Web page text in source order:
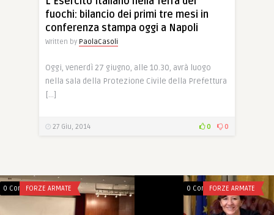
fuochi: bilancio dei primi tre mesi in
conferenza stampa oggi a Napoli
Written by PaolaCasoli
Oggi, venerdì 27 giugno, alle 10.30, avrà luogo
nella sala della Protezione Civile della Prefettura
[…]
27 Giu, 2014 0 0
0 CommentsFORZE ARMATE 0 CommentsFORZE ARMATE